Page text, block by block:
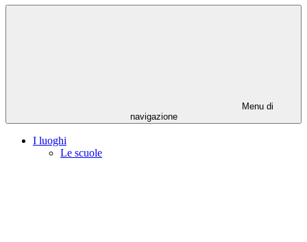
Menu di
navigazione
I luoghi
Le scuole